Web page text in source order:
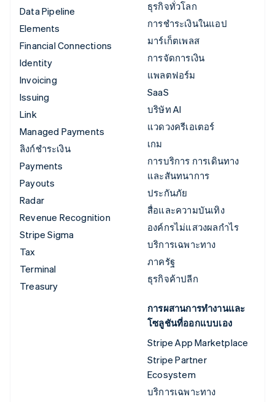
Data Pipeline
Elements
Financial Connections
Identity
Invoicing
Issuing
Link
Managed Payments
ลิงก์ชำระเงิน
Payments
Payouts
Radar
Revenue Recognition
Stripe Sigma
Tax
Terminal
Treasury
ธุรกิจทั่วโลก
การชำระเงินในแอป
มาร์เก็ตเพลส
การจัดการเงิน
แพลตฟอร์ม
SaaS
บริษัท AI
แวดวงครีเอเตอร์
เกม
การบริการ การเดินทาง
และสันทนาการ
ประกันภัย
สื่อและความบันเทิง
องค์กรไม่แสวงผลกำไร
บริการเฉพาะทาง
ภาครัฐ
ธุรกิจค้าปลีก
การผสานการทำงานและ
โซลูชันที่ออกแบบเอง
Stripe App Marketplace
Stripe Partner
Ecosystem
บริการเฉพาะทาง